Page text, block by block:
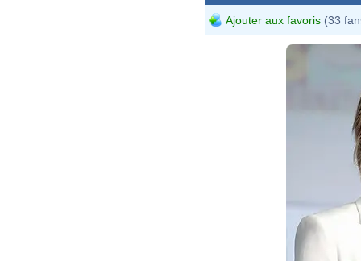
Ajouter aux favoris (33